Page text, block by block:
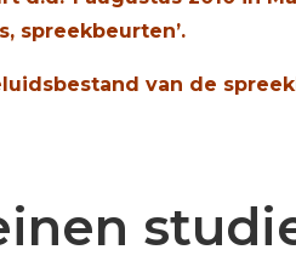
spreekbeurten’.
van de